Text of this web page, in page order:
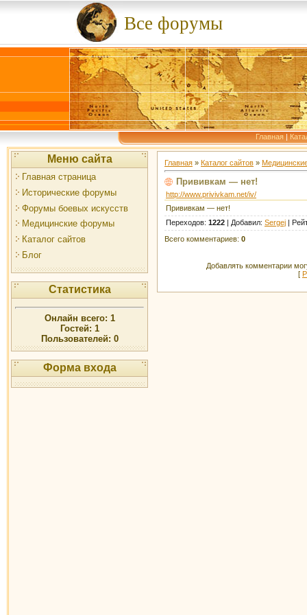
Все форумы
Главная |
Меню сайта
Главная страница
Исторические форумы
Форумы боевых искусств
Медицинские форумы
Каталог сайтов
Блог
Статистика
Онлайн всего: 1
Гостей: 1
Пользователей: 0
Форма входа
Главная » Каталог сайтов »
Прививкам — нет!
http://www.privivkam.net/iv/
Прививкам — нет!
Переходов: 1222 | Добавил: Sergej |
Всего комментариев: 0
Добавлять комментарии
[